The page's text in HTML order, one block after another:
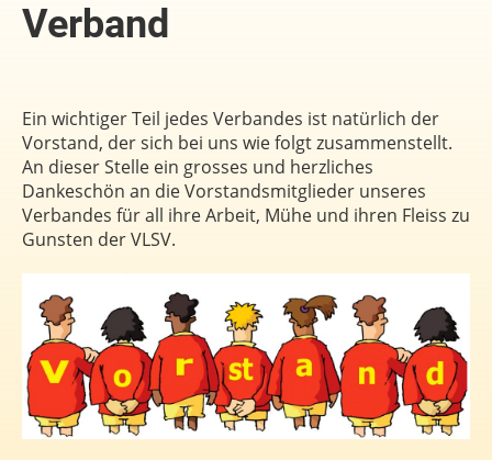
Verband
Ein wichtiger Teil jedes Verbandes ist natürlich der
Vorstand, der sich bei uns wie folgt zusammenstellt.
An dieser Stelle ein grosses und herzliches
Dankeschön an die Vorstandsmitglieder unseres
Verbandes für all ihre Arbeit, Mühe und ihren Fleiss zu
Gunsten der VLSV.